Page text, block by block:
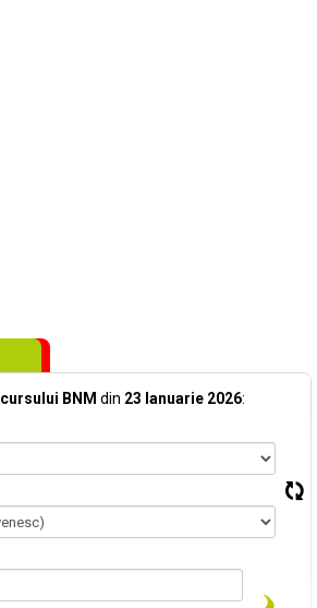
cursului BNM din 23 Ianuarie 2026: